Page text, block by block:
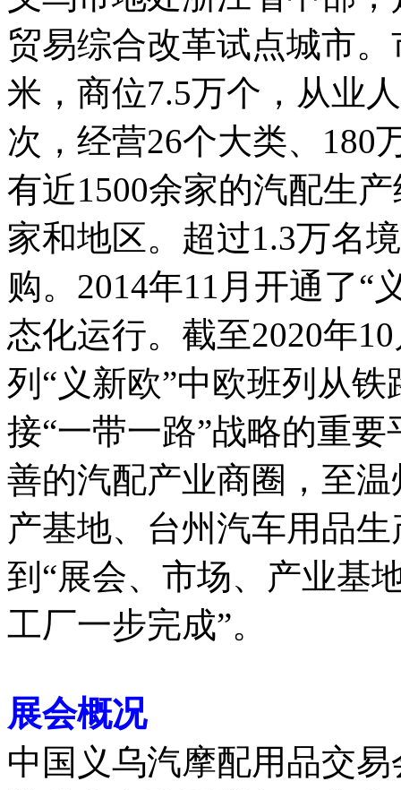
贸易综合改革试点城市
米，商位7.5万个，从业
次，经营26个大类、180
有近1500余家的汽配生
家和地区。超过1.3万名
购。2014年11月开通了“
态化运行。截至2020年
列“义新欧”中欧班列从
接“一带一路”战略的重
善的汽配产业商圈，至
产基地、台州汽车用品
到“展会、市场、产业基
工厂一步完成”。
展会概况
中国义乌汽摩配用品交